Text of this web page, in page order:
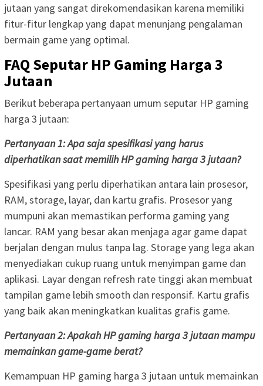
jutaan yang sangat direkomendasikan karena memiliki
fitur-fitur lengkap yang dapat menunjang pengalaman
bermain game yang optimal.
FAQ Seputar HP Gaming Harga 3
Jutaan
Berikut beberapa pertanyaan umum seputar HP gaming
harga 3 jutaan:
Pertanyaan 1: Apa saja spesifikasi yang harus
diperhatikan saat memilih HP gaming harga 3 jutaan?
Spesifikasi yang perlu diperhatikan antara lain prosesor,
RAM, storage, layar, dan kartu grafis. Prosesor yang
mumpuni akan memastikan performa gaming yang
lancar. RAM yang besar akan menjaga agar game dapat
berjalan dengan mulus tanpa lag. Storage yang lega akan
menyediakan cukup ruang untuk menyimpan game dan
aplikasi. Layar dengan refresh rate tinggi akan membuat
tampilan game lebih smooth dan responsif. Kartu grafis
yang baik akan meningkatkan kualitas grafis game.
Pertanyaan 2: Apakah HP gaming harga 3 jutaan mampu
memainkan game-game berat?
Kemampuan HP gaming harga 3 jutaan untuk memainkan